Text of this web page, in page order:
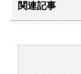
関連記事